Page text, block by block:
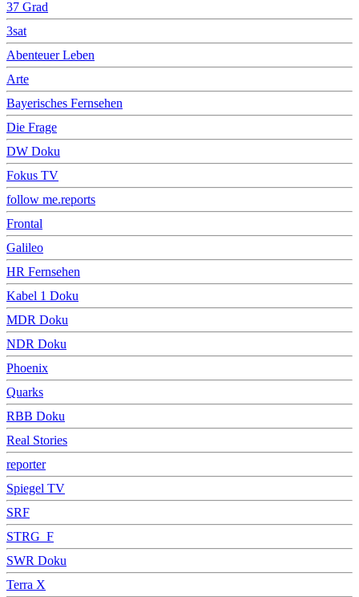
37 Grad
3sat
Abenteuer Leben
Arte
Bayerisches Fernsehen
Die Frage
DW Doku
Fokus TV
follow me.reports
Frontal
Galileo
HR Fernsehen
Kabel 1 Doku
MDR Doku
NDR Doku
Phoenix
Quarks
RBB Doku
Real Stories
reporter
Spiegel TV
SRF
STRG_F
SWR Doku
Terra X